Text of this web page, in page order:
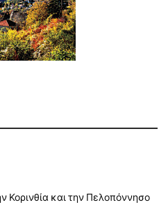
Κορινθία και την Πελοπόννησο